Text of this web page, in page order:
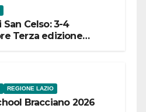
San Celso: 3-4
Terza edizione
REGIONE LAZIO
Bracciano 2026